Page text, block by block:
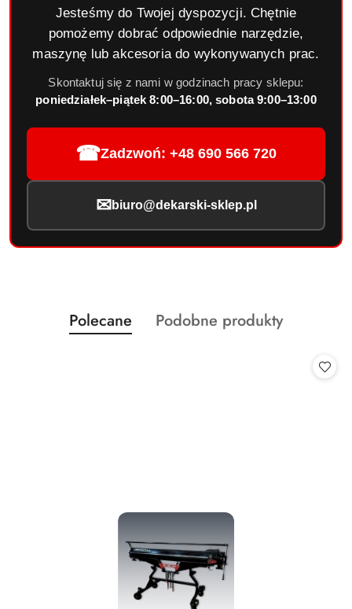
Jesteśmy do Twojej dyspozycji. Chętnie
pomożemy dobrać odpowiednie narzędzie,
maszynę lub akcesoria do wykonywanych prac.
Skontaktuj się z nami w godzinach pracy sklepu:
poniedziałek–piątek 8:00–16:00, sobota 9:00–13:00
☎Zadzwoń: +48 690 566 720
✉ biuro@dekarski-sklep.pl
Pomiń karuzelę produktów
Produkty
o
Polecane
Produkty
Podobne produkty